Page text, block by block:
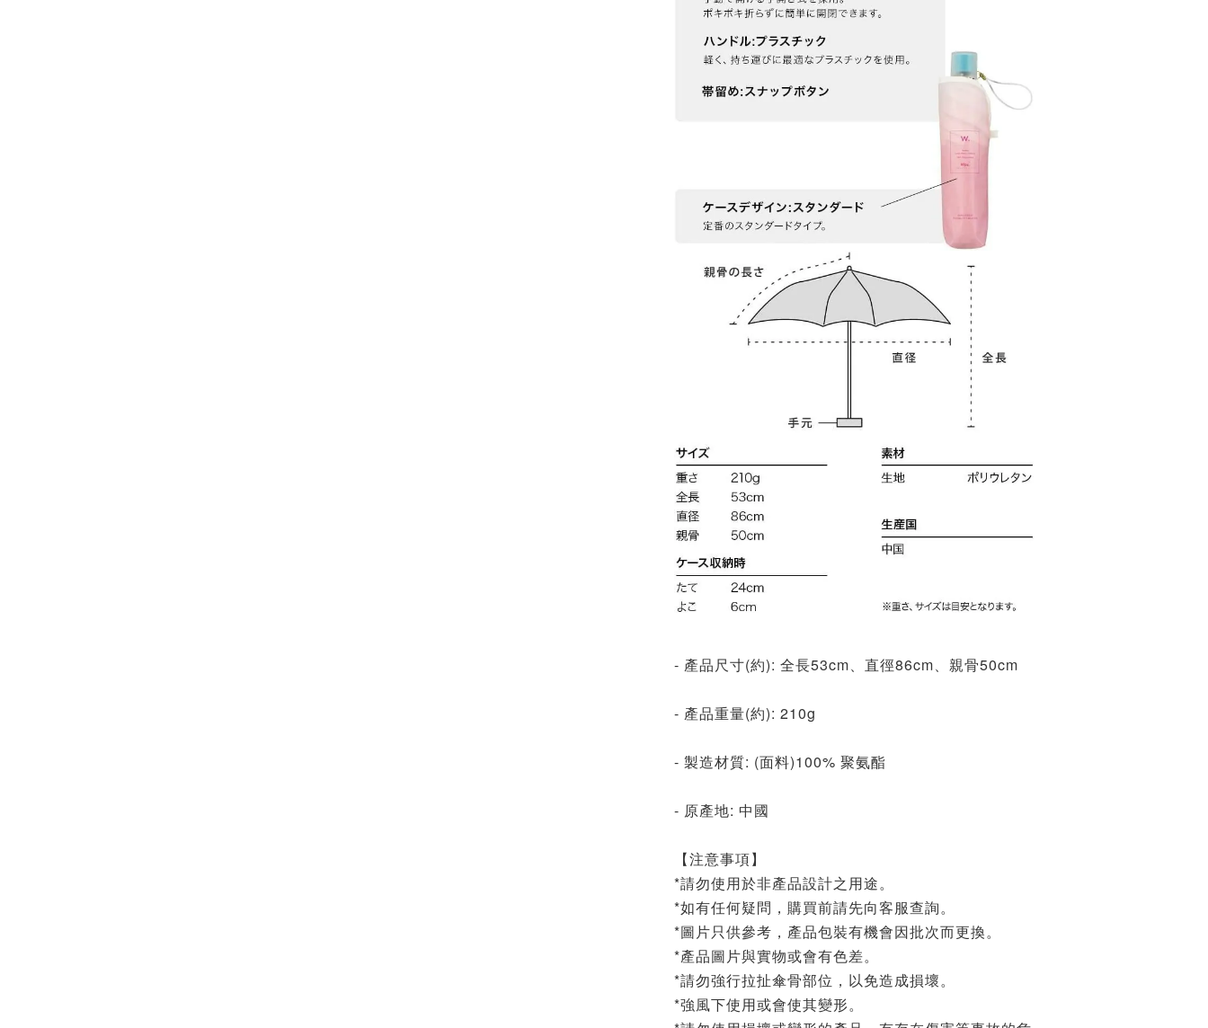
- 產品尺寸(約): 全長53cm、直徑86cm、親骨50cm
- 產品重量(約): 210g
- 製造材質: (面料)100% 聚氨酯
- 原產地: 中國
【注意事項】
*請勿使用於非產品設計之用途。
*如有任何疑問，購買前請先向客服查詢。
*圖片只供參考，產品包裝有機會因批次而更換。
*產品圖片與實物或會有色差。
*請勿強行拉扯傘骨部位，以免造成損壞。
*強風下使用或會使其變形。